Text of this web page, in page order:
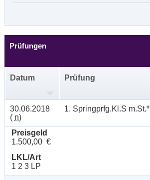
Prüfungen
Datum Prüfung
30.06.2018
( n)
1. Springprfg.Kl.S m.St.*
Preisgeld
1.500,00 €
LKL/Art
1 2 3 LP